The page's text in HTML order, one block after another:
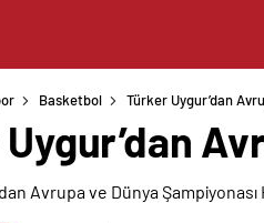
Basketbol Türker Uygur’dan